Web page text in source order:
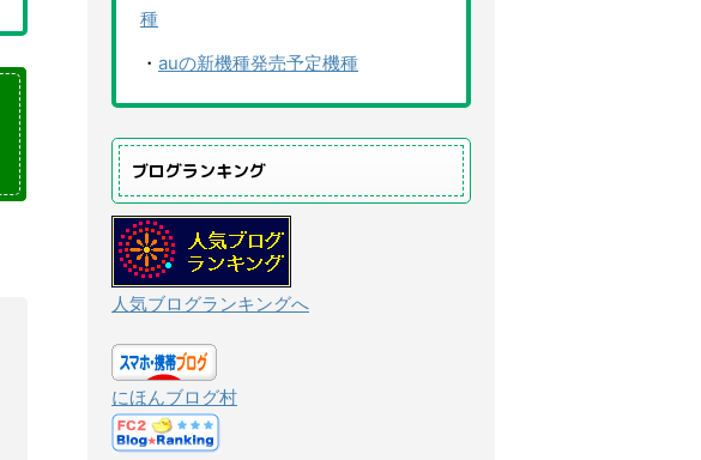
種
・ auの新機種発売予定機種
ブログランキング
人気ブログランキングへ
にほんブログ村